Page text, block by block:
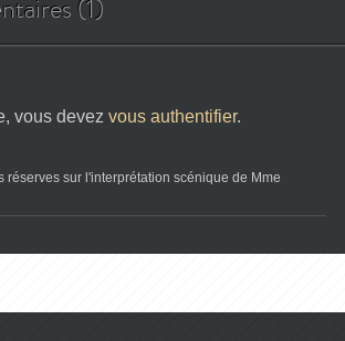
(1)
vous devez vous authentifier.
sur l'interprétation scénique de Mme